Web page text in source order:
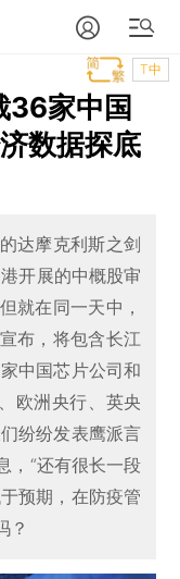
T中
36家中国
数据探底
达摩克利斯之剑
开展的中概股审
就在同一天中，
布，将包含长江
中国芯片公司和
欧洲央行、英央
纷纷发表鹰派言
，“还有很长一段
预期，在防疫管
？